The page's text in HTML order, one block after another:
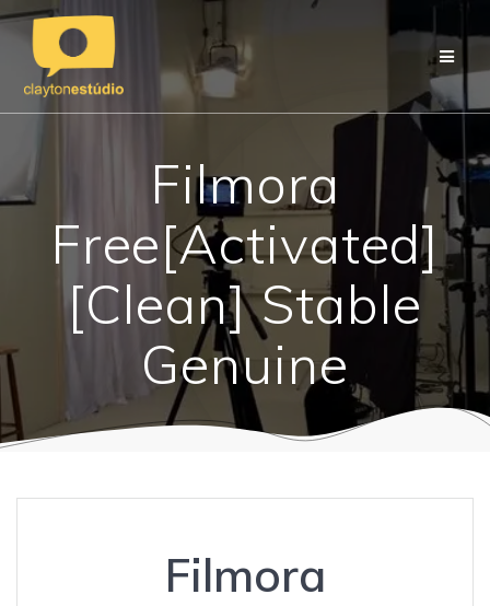
Filmora
Free[Activated]
[Clean] Stable
Genuine
Filmora